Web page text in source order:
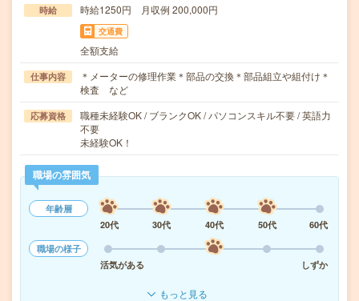
時給 時給1250円 月収例 200,000円
交通費
全額支給
仕事内容
＊メーターの修理作業＊部品の交換＊部品組立や組付け＊
検査 など
応募資格
職種未経験OK / ブランクOK / パソコンスキル不要 / 英語力
不要
未経験OK！
職場の雰囲気
年齢層
20代
30代 40代 50代
60代
職場の様子
活気がある
しずか
もっと見る